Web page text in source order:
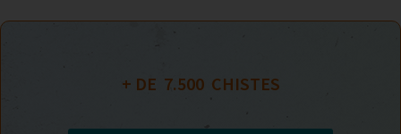
+ DE 7.500
  CHISTES